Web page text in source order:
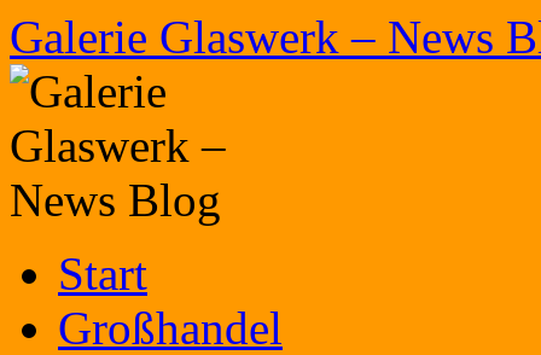
Zum
Inhalt
springen
Galerie Glaswerk – News
Start
Großhandel